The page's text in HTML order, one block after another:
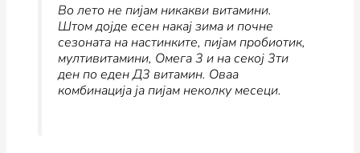
Во лето не пијам никакви витамини.
Штом дојде есен накај зима и почне
сезоната на настинките, пијам пробиотик,
мултивитамини, Омега 3 и на секој 3ти
ден по еден Д3 витамин. Оваа
комбинација ја пијам неколку месеци.